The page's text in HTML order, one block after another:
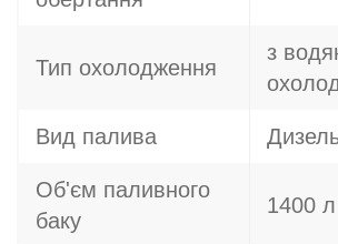
Тип охолодження
з
Вид палива
Об'єм паливного
баку
1400 л